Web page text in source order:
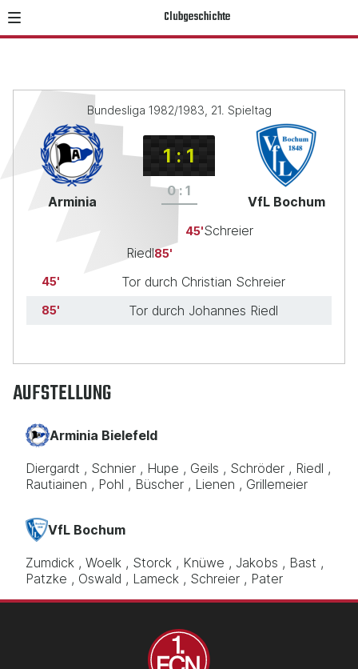
Clubgeschichte
Bundesliga 1982/1983, 21. Spieltag
Arminia
1 : 1
0 : 1
VfL Bochum
Schreier
45
Riedl85
45 Tor durch Christian Schreier
85 Tor durch Johannes Riedl
AUFSTELLUNG
Arminia Bielefeld
Diergardt Schnier Hupe Geils Schröder
Riedl
Rautiainen
Pohl Büscher Lienen Grillemeier
VfL Bochum
Zumdick Woelk Storck Knüwe Jakobs
Bast
Patzke
Oswald Lameck Schreier Pater